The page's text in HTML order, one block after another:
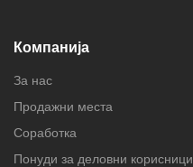
Компанија
За нас
Продажни места
Соработка
Понуди за деловни корисници